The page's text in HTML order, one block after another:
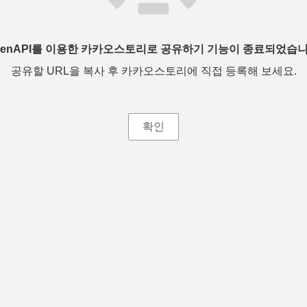
를 이용한 카카오스토리로 공유하기 기능이 종료되었습
공유할 URL을 복사 후 카카오스토리에 직접 등록해 보세요.
확인